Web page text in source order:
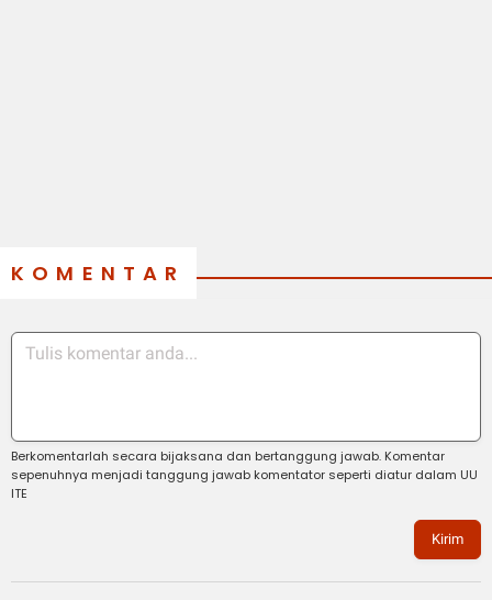
KOMENTAR
Berkomentarlah secara bijaksana dan bertanggung jawab. Komentar
sepenuhnya menjadi tanggung jawab komentator seperti diatur dalam UU
ITE
Kirim